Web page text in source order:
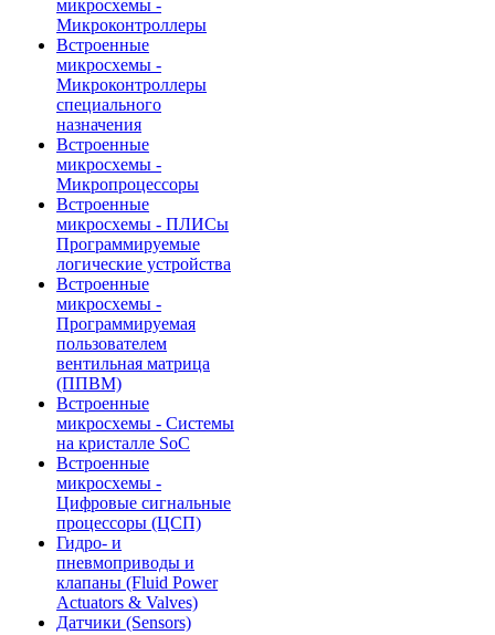
микросхемы -
Микроконтроллеры
Встроенные
микросхемы -
Микроконтроллеры
специального
назначения
Встроенные
микросхемы -
Микропроцессоры
Встроенные
микросхемы - ПЛИСы
Программируемые
логические устройства
Встроенные
микросхемы -
Программируемая
пользователем
вентильная матрица
(ППВМ)
Встроенные
микросхемы - Системы
на кристалле SoC
Встроенные
микросхемы -
Цифровые сигнальные
процессоры (ЦСП)
Гидро- и
пневмоприводы и
клапаны (Fluid Power
Actuators & Valves)
Датчики (Sensors)